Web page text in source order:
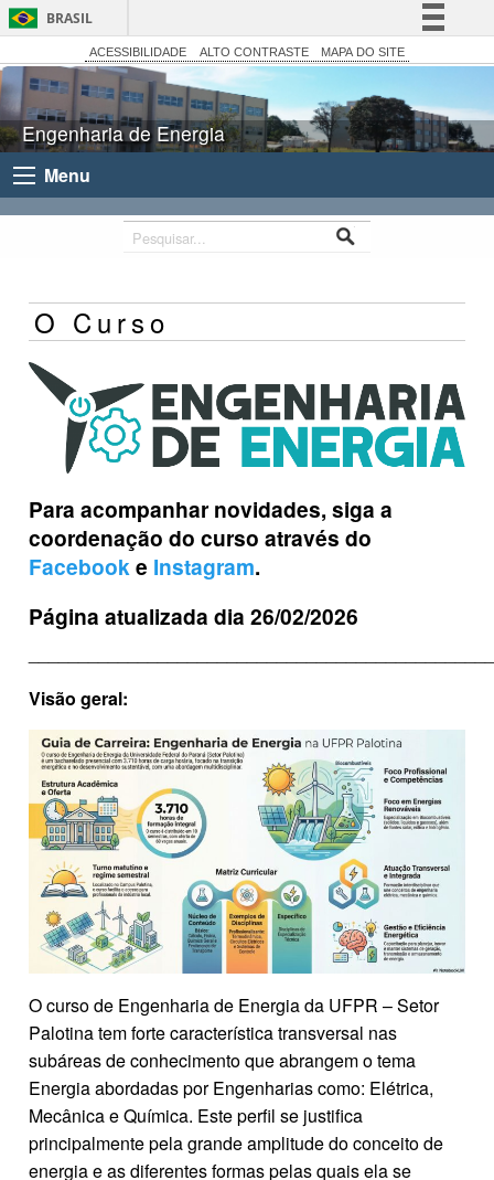
BRASIL
Simplifique!
Participe
Acesso à informação
Canais
ACESSIBILIDADE ALTO CONTRASTE MAPA DO SITE
Engenharia de Energia
Menu
O Curso
Para acompanhar novidades, siga a
coordenação do curso através do
Facebooke Instagram.
Página atualizada dia 26/02/2026
Visão geral:
O curso de Engenharia de Energia da UFPR – Setor
Palotina tem forte característica transversal nas
subáreas de conhecimento que abrangem o tema
Energia abordadas por Engenharias como: Elétrica,
Mecânica e Química. Este perfil se justifica
principalmente pela grande amplitude do conceito de
energia e as diferentes formas pelas quais ela se